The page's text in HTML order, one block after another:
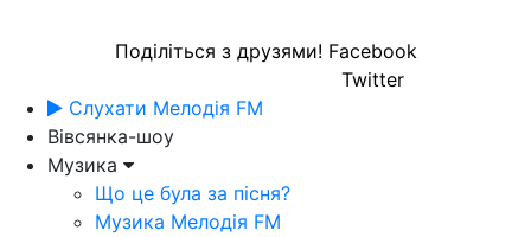
Поділіться з друзями! Facebook
Twitter
Слухати Мелодія FM
Вівсянка-шоу
Музика
Що це була за пісня?
Музика Мелодія FM